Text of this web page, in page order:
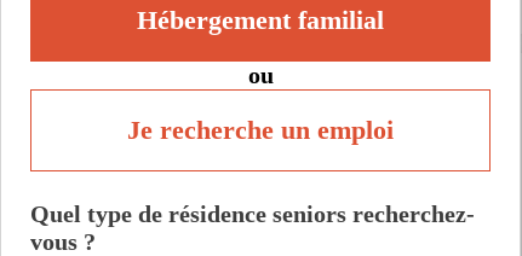
Hébergement familial
ou
Je recherche un emploi
Quel type de résidence seniors recherchez-
vous ?